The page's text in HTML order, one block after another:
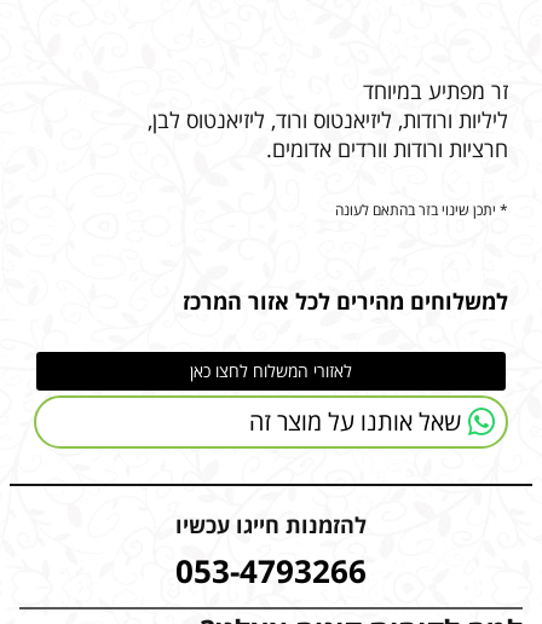
זר מפתיע במיוחד
ליליות ורודות, ליזיאנטוס ורוד, ליזיאנטוס לבן,
חרציות ורודות וורדים אדומים.
* יתכן שינוי בזר בהתאם לעונה
למשלוחים מהירים לכל אזור המרכז
לאזורי המשלוח לחצו כאן
שאל אותנו על מוצר זה
להזמנות חייגו עכשיו
053-4793266